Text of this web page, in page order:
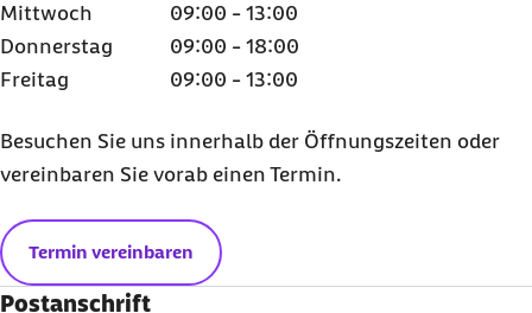
Mittwoch
09:00 - 13:00
Donnerstag
09:00 - 18:00
Freitag
09:00 - 13:00
Besuchen Sie uns innerhalb der Öffnungszeiten oder
vereinbaren Sie vorab einen Termin.
Termin vereinbaren
Postanschrift